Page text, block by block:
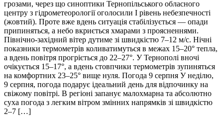
грозами, через що синоптики Тернопільського обласного
центру з гідрометеорології оголосили І рівень небезпечності
(жовтий). Проте вже вдень ситуація стабілізується — опади
припиняться, а небо вкриється хмарами з проясненнями.
Північно-західний вітер дутиме зі швидкістю 7–12 м/с. Нічні
показники термометрів коливатимуться в межах 15–20° тепла,
а вдень повітря прогріється до 22–27°. У Тернополі вночі
очікується 15–17°, а вдень стовпчики термометрів зупиняться
на комфортних 23–25° вище нуля. Погода 9 серпня У неділю,
9 серпня, погода подарує ідеальний день для відпочинку на
свіжому повітрі. В регіоні запанує малохмарна та абсолютно
суха погода з легким вітром змінних напрямків зі швидкістю
2–7 […]